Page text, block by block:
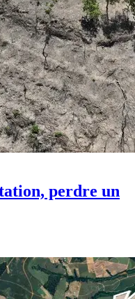
perdre un